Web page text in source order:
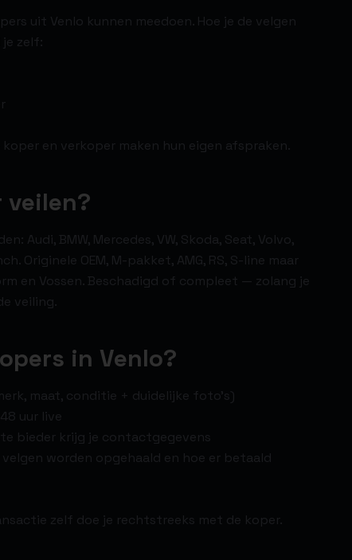
uit Venlo kunnen meedoen. Hoe je de velgen
zelf:
en verkoper maken hun eigen afspraken.
veilen?
Audi, BMW, Mercedes, VW, Skoda, Seat, Volvo,
Originele OEM, M-pakket, AMG, RS, S-line maar
en Vossen. Beschadigd of compleet — zolang je
veiling.
in Venlo?
maat, conditie + duidelijke foto's)
uur live
bieder krijg je contactgegevens
worden opgehaald en hoe er betaald
zelf doe je rechtstreeks met de koper.